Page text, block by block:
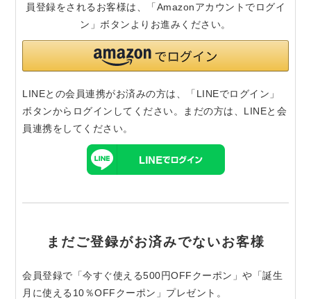
員登録をされるお客様は、「Amazonアカウントでログイ
ン」ボタンよりお進みください。
LINEとの会員連携がお済みの方は、「LINEでログイン」
ボタンからログインしてください。まだの方は、 LINEと会
員連携をしてください。
まだご登録がお済みでないお客様
会員登録で「今すぐ使える500円OFFクーポン」や「誕生
月に使える10％OFFクーポン」プレゼント。